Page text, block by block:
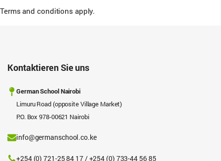
Terms and conditions apply.
Kontaktieren Sie uns
German School Nairobi
Limuru Road (opposite Village Market)
P.O. Box 978-00621 Nairobi
info@germanschool.co.ke
+254 (0) 721-25 84 17 / +254 (0) 733-44 56 85